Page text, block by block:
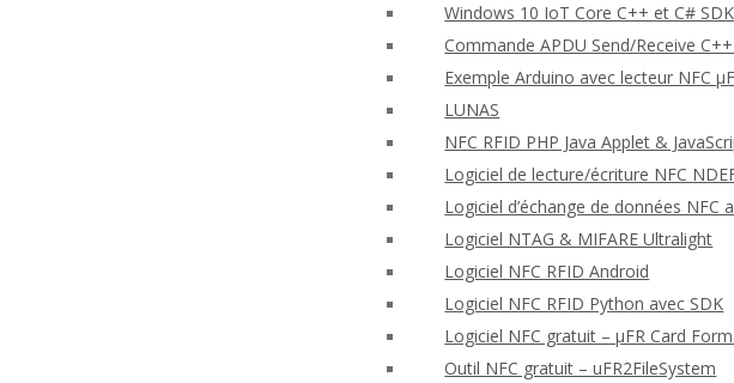
Windows 10 IoT Core C++ et C# SDK
Commande APDU Send/Receive
Exemple Arduino avec lecteur NFC
LUNAS
NFC RFID PHP Java Applet &
Logiciel de lecture/écriture NFC
Logiciel d’échange de données NFC
Logiciel NTAG & MIFARE Ultralight
Logiciel NFC RFID Android
Logiciel NFC RFID Python avec SDK
Logiciel NFC gratuit – μFR Card
Outil NFC gratuit – uFR2FileSystem